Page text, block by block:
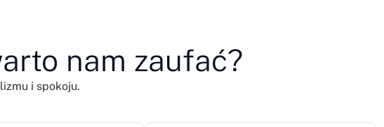
nam zaufać?
i spokoju.